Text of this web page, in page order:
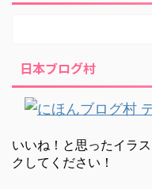
日本ブログ村
いいね！と思ったイラ
クしてください！